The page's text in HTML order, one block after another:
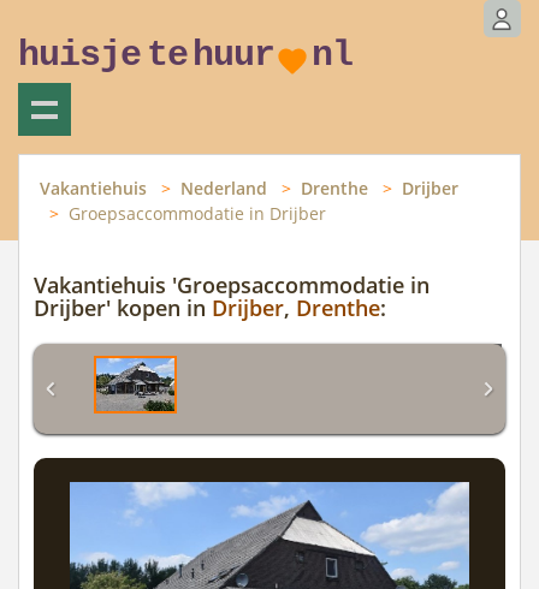
huisje tehuur nl
Vakantiehuis Nederland Drenthe
Drijber
Groepsaccommodatie in Drijber
Vakantiehuis 'Groepsaccommodatie in
Drijber' kopen in Drijber, Drenthe: